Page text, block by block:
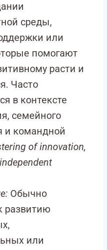
среды,
или
помогают
расти и
Часто
в контексте
семейного
и командной
of innovation,
Обычно
развитию
или